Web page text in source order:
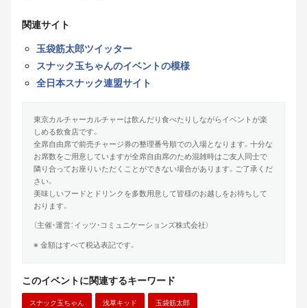
関連サイト
玉袋筋太郎ツイッター
スナック玉ちゃんのイベントの模様
全日本スナック連盟サイト
東京カルチャーカルチャーは飲んだり食べたりしながらイベントが楽
しめる飲食店です。
全席自由席で前売チャージ券の整理番号順での入場となります。十分な
お席数をご用意していますが全席自由席のため混雑時はご友人同士で
隣り合ってお座りいただくことができない場合があります。ご了承くだ
さい。
美味しいフードとドリンクを多数用意して皆様のお越しをお待ちして
おります。
（主催・運営：イッツ・コミュニケーションズ株式会社）
※ 金額はすべて税込表記です。
このイベントに関連するキーワード
スナック玉ちゃん 浅草キッド 玉袋筋太郎